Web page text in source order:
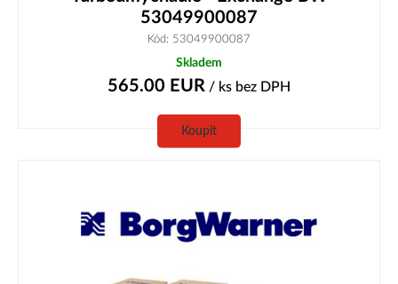
53049900087
Kód: 53049900087
Skladem
565.00 EUR / ks bez DPH
Koupit